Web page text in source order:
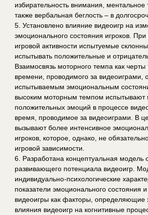
избирательность внимания,
также вербальная беглость – в
5. Установлено влияние видеоигр на
эмоционального состояния игроков.
игровой активности испытуемые
испытывать положительные и
Взаимосвязь моторного темпа как
времени, проводимого за видеоиграми,
испытываемым эмоциональным
высоким моторным темпом испытывают
положительных эмоций в процессе
время, проводимое за видеоиграми. В
вызывают более интенсивное
игроков, которое, однако, не
игровой зависимости.
6. Разработана концептуальная модель
развивающего потенциала видеоигр.
индивидуально-психологические
показатели эмоционального состояния
видеоигры как факторы, определяющие
влияния видеоигр на когнитивные